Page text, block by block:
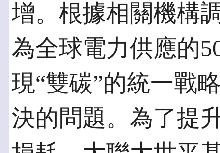
增。根據相關機構
為全球電力供應的
現“雙碳”的統一戰
決的問題。為了提